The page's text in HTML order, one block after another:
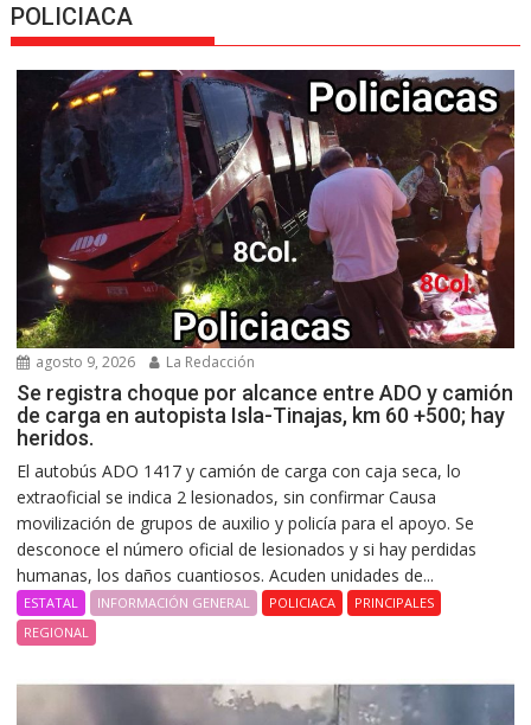
POLICIACA
agosto 9, 2026 La Redacción
Se registra choque por alcance entre ADO y camión
de carga en autopista Isla-Tinajas, km 60 +500; hay
heridos.
El autobús ADO 1417 y camión de carga con caja seca, lo
extraoficial se indica 2 lesionados, sin confirmar Causa
movilización de grupos de auxilio y policía para el apoyo. Se
desconoce el número oficial de lesionados y si hay perdidas
humanas, los daños cuantiosos. Acuden unidades de...
ESTATAL INFORMACIÓN GENERAL POLICIACA
PRINCIPALES
REGIONAL